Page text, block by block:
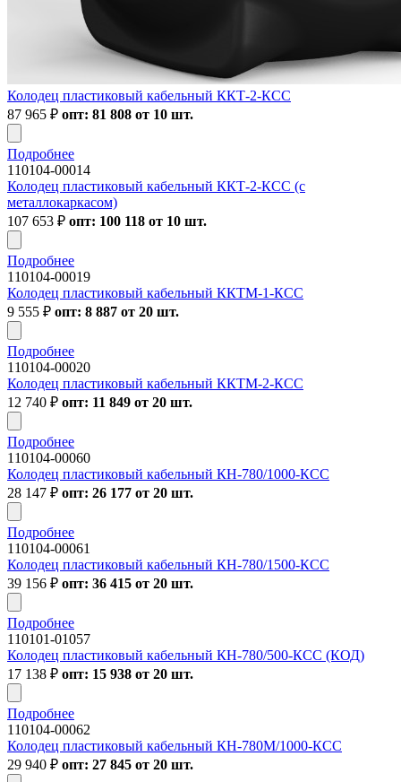
Колодец пластиковый кабельный ККТ-2-КСС
87 965 ₽ опт: 81 808 от 10 шт.
Подробнее
110104-00014
Колодец пластиковый кабельный ККТ-2-КСС (с
металлокаркасом)
107 653 ₽ опт: 100 118 от 10 шт.
Подробнее
110104-00019
Колодец пластиковый кабельный ККТМ-1-КСС
9 555 ₽ опт: 8 887 от 20 шт.
Подробнее
110104-00020
Колодец пластиковый кабельный ККТМ-2-КСС
12 740 ₽ опт: 11 849 от 20 шт.
Подробнее
110104-00060
Колодец пластиковый кабельный КН-780/1000-КСС
28 147 ₽ опт: 26 177 от 20 шт.
Подробнее
110104-00061
Колодец пластиковый кабельный КН-780/1500-КСС
39 156 ₽ опт: 36 415 от 20 шт.
Подробнее
110101-01057
Колодец пластиковый кабельный КН-780/500-КСС (КОД)
17 138 ₽ опт: 15 938 от 20 шт.
Подробнее
110104-00062
Колодец пластиковый кабельный КН-780М/1000-КСС
29 940 ₽ опт: 27 845 от 20 шт.